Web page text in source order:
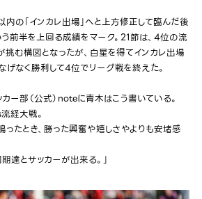
の「インカレ出場」へと上方修正して臨んだ後
前半を上回る成績をマーク。21節は、4位の流
む構図となったが、白星を得てインカレ出場
なく勝利して4位でリーグ戦を終えた。
ー部（公式）noteに青木はこう書いている。
経大戦。
たとき、勝った興奮や嬉しさやよりも安堵感
達とサッカーが出来る。」